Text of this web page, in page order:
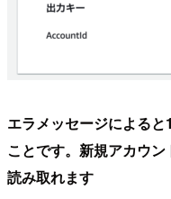
エラメッセージによる
ことです。新規アカウ
読み取れます